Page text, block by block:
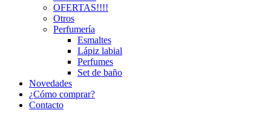
OFERTAS!!!!
Otros
Perfumería
Esmaltes
Lápiz labial
Perfumes
Set de baño
Novedades
¿Cómo comprar?
Contacto